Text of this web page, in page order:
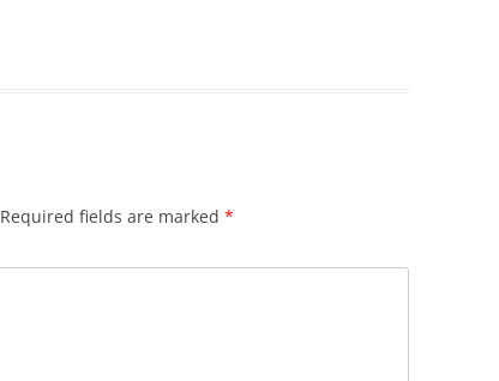
Required fields are marked *